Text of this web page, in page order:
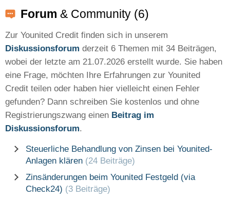
Forum & Community (6)
Zur Younited Credit finden sich in unserem
Diskussionsforum derzeit 6 Themen mit 34 Beiträgen,
wobei der letzte am 21.07.2026 erstellt wurde. Sie haben
eine Frage, möchten Ihre Erfahrungen zur Younited
Credit teilen oder haben hier vielleicht einen Fehler
gefunden? Dann schreiben Sie kostenlos und ohne
Registrierungszwang einen Beitrag im
Diskussionsforum.
Steuerliche Behandlung von Zinsen bei Younited-
Anlagen klären (24 Beiträge)
Zinsänderungen beim Younited Festgeld (via
Check24) (3 Beiträge)